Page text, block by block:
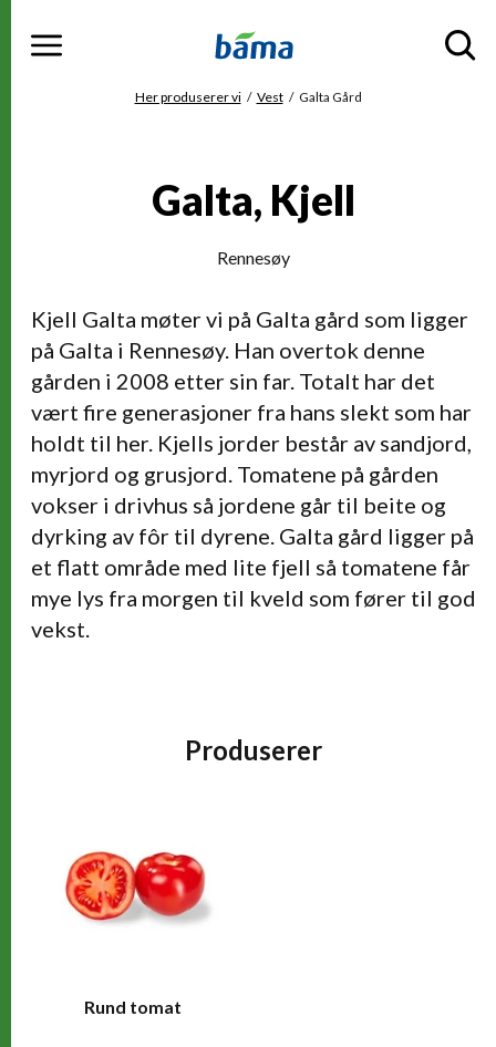
Meny
Du er herHer produserer vi Vest Galta Gård
Galta, Kjell
Rennesøy
Kjell Galta møter vi på Galta gård som ligger
på Galta i Rennesøy. Han overtok denne
gården i 2008 etter sin far. Totalt har det
vært fire generasjoner fra hans slekt som har
holdt til her. Kjells jorder består av sandjord,
myrjord og grusjord. Tomatene på gården
vokser i drivhus så jordene går til beite og
dyrking av fôr til dyrene. Galta gård ligger på
et flatt område med lite fjell så tomatene får
mye lys fra morgen til kveld som fører til god
vekst.
Produserer
Rund tomat